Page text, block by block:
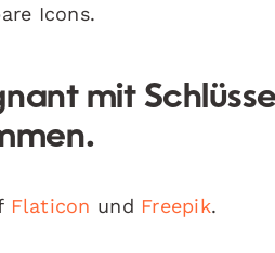
Icons.
mit
Flaticon und Freepik.